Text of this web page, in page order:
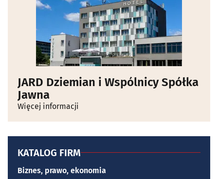
JARD Dziemian i Wspólnicy Spółka
Jawna
Więcej informacji
KATALOG FIRM
Biznes, prawo, ekonomia